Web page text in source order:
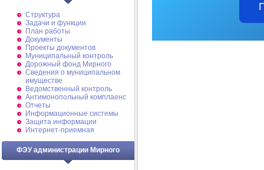
Структура
Задачи и функции
План работы
Документы
Проекты документов
Муниципальный контроль
Дорожный фонд Мирного
Cведения о муниципальном
имуществе
Ведомственный контроль
Антимонопольный комплаенс
Отчеты
Информационные системы
Защита информации
Интернет-приемная
ФЭУ администрации Мирного